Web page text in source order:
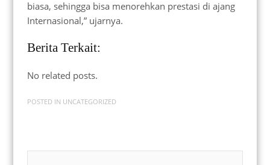
biasa, sehingga bisa menorehkan prestasi di ajang
Internasional,” ujarnya.
Berita Terkait:
No related posts.
POSTED IN UNCATEGORIZED